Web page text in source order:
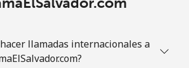
llamadas internacionales a